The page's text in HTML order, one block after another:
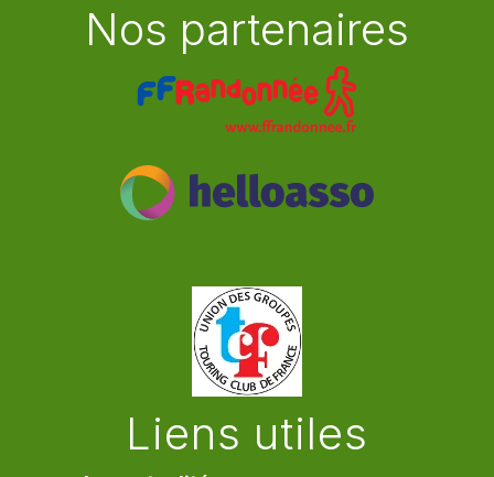
Nos partenaires
Liens utiles